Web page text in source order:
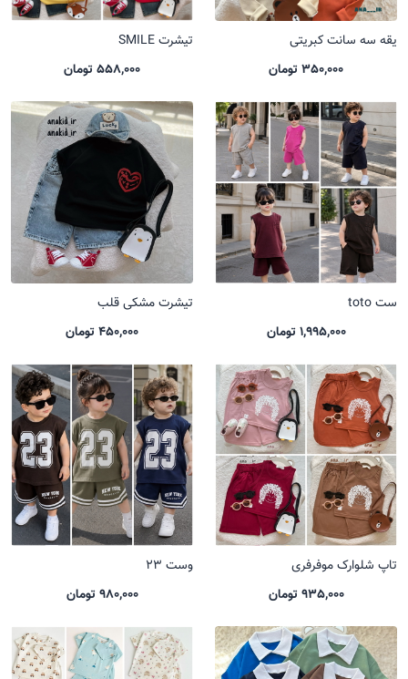
یقه سه سانت کبریتی
350,000 تومان
تیشرت SMILE
558,000 تومان
ست toto
1,995,000 تومان
تیشرت مشکی قلب
450,000 تومان
تاپ شلوارک موفرفری
935,000 تومان
وست 23
980,000 تومان